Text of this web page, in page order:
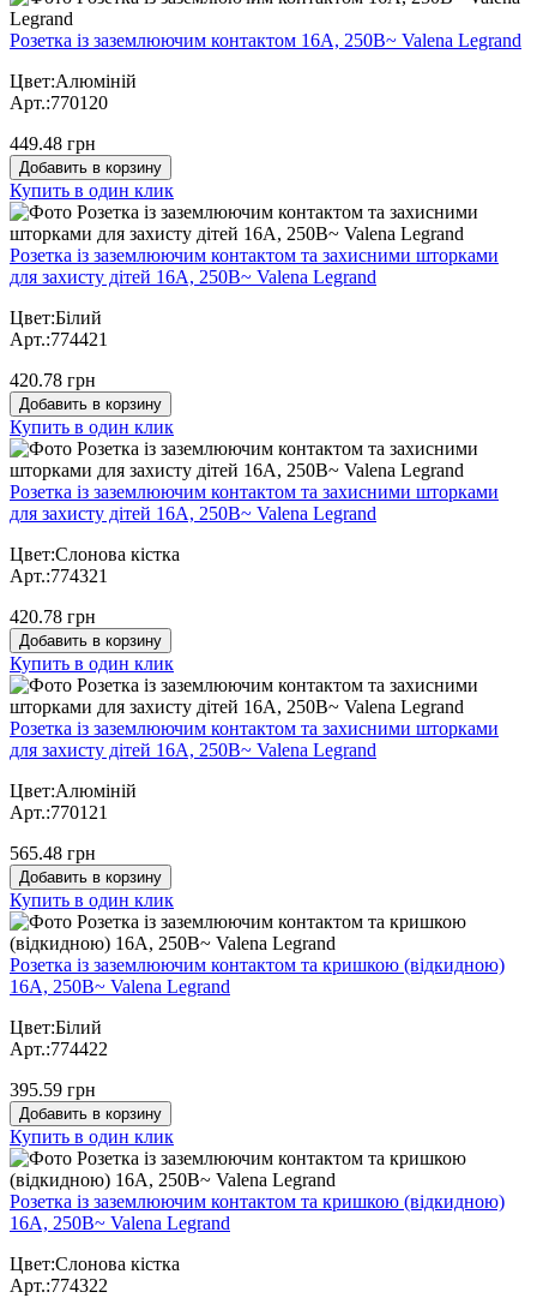
Розетка із заземлюючим контактом 16А, 250В~ Valena Legrand
Цвет:Алюміній
Арт.:770120
449.48 грн
Добавить в корзину
Купить в один клик
Розетка із заземлюючим контактом та захисними шторками
для захисту дітей 16А, 250В~ Valena Legrand
Цвет:Білий
Арт.:774421
420.78 грн
Добавить в корзину
Купить в один клик
Розетка із заземлюючим контактом та захисними шторками
для захисту дітей 16А, 250В~ Valena Legrand
Цвет:Слонова кістка
Арт.:774321
420.78 грн
Добавить в корзину
Купить в один клик
Розетка із заземлюючим контактом та захисними шторками
для захисту дітей 16А, 250В~ Valena Legrand
Цвет:Алюміній
Арт.:770121
565.48 грн
Добавить в корзину
Купить в один клик
Розетка із заземлюючим контактом та кришкою (відкидною)
16А, 250В~ Valena Legrand
Цвет:Білий
Арт.:774422
395.59 грн
Добавить в корзину
Купить в один клик
Розетка із заземлюючим контактом та кришкою (відкидною)
16А, 250В~ Valena Legrand
Цвет:Слонова кістка
Арт.:774322